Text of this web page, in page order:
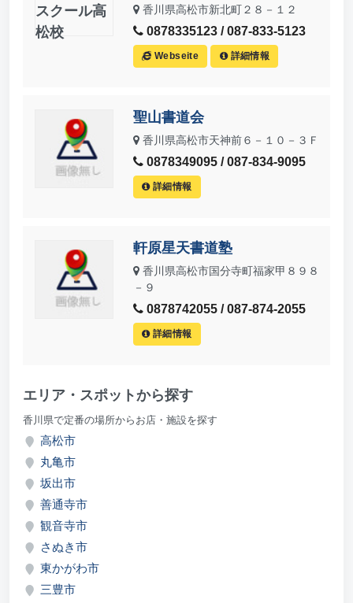
香川県高松市新北町２８－１２
0878335123 / 087-833-5123
Webseite 詳細情報
聖山書道会
香川県高松市天神前６－１０－３Ｆ
0878349095 / 087-834-9095
詳細情報
軒原星天書道塾
香川県高松市国分寺町福家甲８９８
－９
0878742055 / 087-874-2055
詳細情報
エリア・スポットから探す
香川県で定番の場所からお店・施設を探す
高松市
丸亀市
坂出市
善通寺市
観音寺市
さぬき市
東かがわ市
三豊市